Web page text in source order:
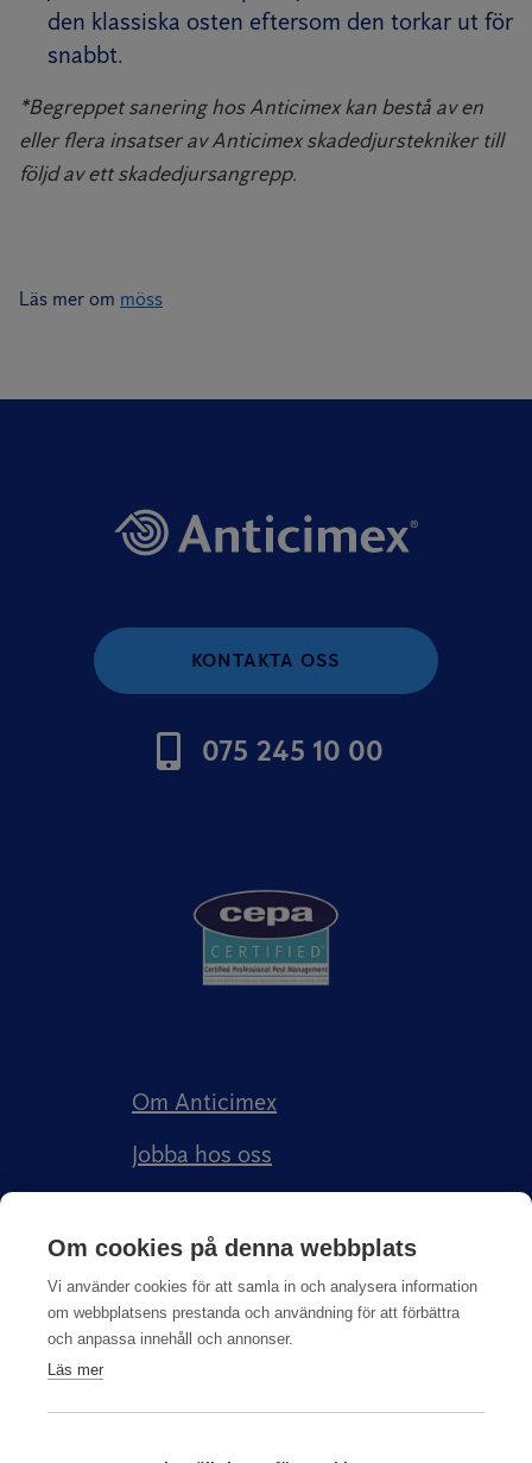
den klassiska osten eftersom den torkar ut för
snabbt.
*Begreppet sanering hos Anticimex kan bestå av en
eller flera insatser av Anticimex skadedjurstekniker till
följd av ett skadedjursangrepp.
Läs mer om möss
KONTAKTA OSS
075 245 10 00
Om Anticimex
Jobba hos oss
Anticimex Försäkringar AB
Om cookies på denna webbplats
Vi använder cookies för att samla in och analysera information
om webbplatsens prestanda och användning för att förbättra
och anpassa innehåll och annonser.
Läs mer